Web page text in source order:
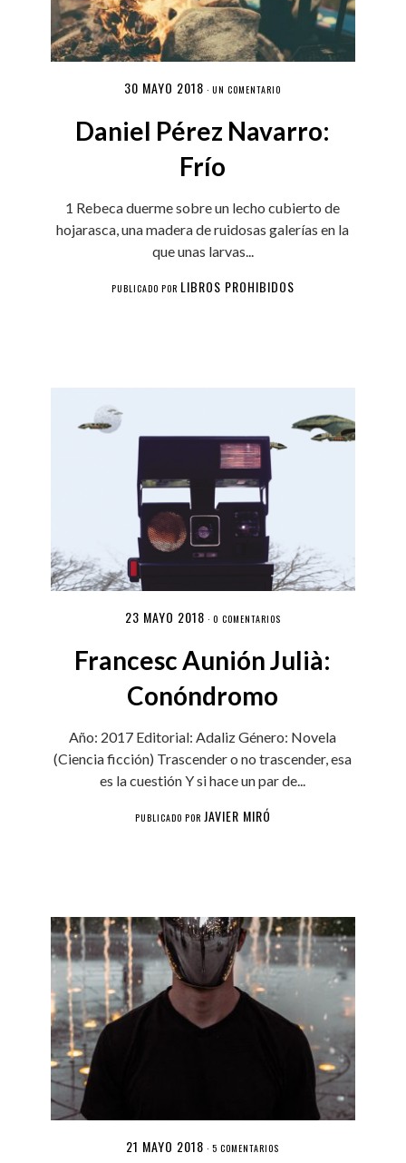
30 MAYO 2018 ·UN COMENTARIO
Daniel Pérez Navarro:
Frío
1 Rebeca duerme sobre un lecho cubierto de
hojarasca, una madera de ruidosas galerías en la
que unas larvas...
PUBLICADO POR LIBROS PROHIBIDOS
23 MAYO 2018 · 0 COMENTARIOS
Francesc Aunión Julià:
Conóndromo
Año: 2017 Editorial: Adaliz Género: Novela
(Ciencia ficción) Trascender o no trascender, esa
es la cuestión Y si hace un par de...
PUBLICADO POR JAVIER MIRÓ
21 MAYO 2018 ·5 COMENTARIOS